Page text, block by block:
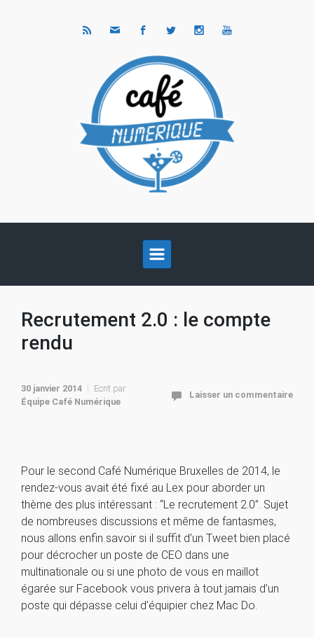
Recrutement 2.0 : le compte
rendu
30 janvier 2014
Ecrit par
Équipe Café Numérique
Laisser un commentaire
Pour le second Café Numérique Bruxelles de 2014, le
rendez-vous avait été fixé au Lex pour aborder un
thème des plus intéressant : “Le recrutement 2.0”. Sujet
de nombreuses discussions et même de fantasmes,
nous allons enfin savoir si il suffit d’un Tweet bien placé
pour décrocher un poste de CEO dans une
multinationale ou si une photo de vous en maillot
égarée sur Facebook vous privera à tout jamais d’un
poste qui dépasse celui d’équipier chez Mac Do.